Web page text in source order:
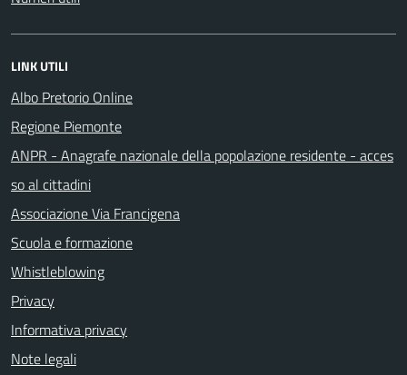
LINK UTILI
Albo Pretorio Online
Regione Piemonte
ANPR - Anagrafe nazionale della popolazione residente - acces
so al cittadini
Associazione Via Francigena
Scuola e formazione
Whistleblowing
Privacy
Informativa privacy
Note legali